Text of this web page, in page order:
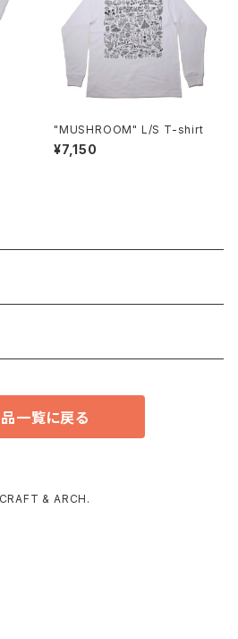
"MUSHROOM" L/S T-shirt
¥7,150
一覧に戻る
& ARCH.